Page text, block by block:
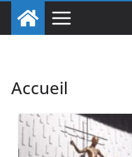
Accueil